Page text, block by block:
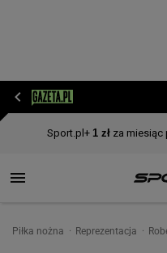
Piłka nożna Reprezentacja